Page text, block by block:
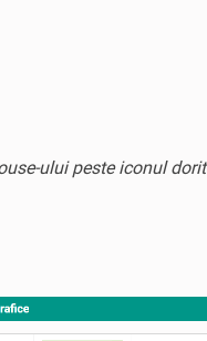
ului peste iconul dorit